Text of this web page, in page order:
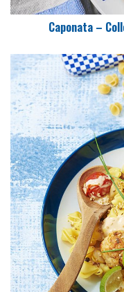
Caponata –